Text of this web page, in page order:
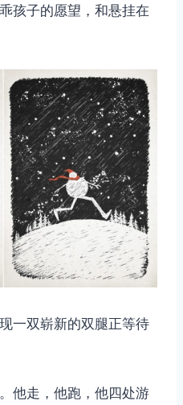
孩子的愿望，和悬挂在
一双崭新的双腿正等待
他走，他跑，他四处游